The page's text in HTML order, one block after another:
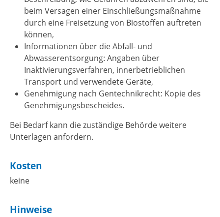
beim Versagen einer Einschließungsmaßnahme
durch eine Freisetzung von Biostoffen auftreten
können,
Informationen über die Abfall- und
Abwasserentsorgung: Angaben über
Inaktivierungsverfahren, innerbetrieblichen
Transport und verwendete Geräte,
Genehmigung nach Gentechnikrecht: Kopie des
Genehmigungsbescheides.
Bei Bedarf kann die zuständige Behörde weitere
Unterlagen anfordern.
Kosten
keine
Hinweise